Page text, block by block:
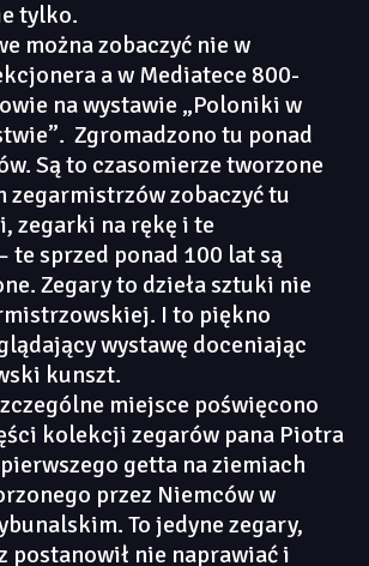
tylko.
można zobaczyć nie w
a w Mediatece 800-
na wystawie „Poloniki w
Zgromadzono tu ponad
Są to czasomierze tworzone
zegarmistrzów zobaczyć tu
zegarki na rękę i te
te sprzed ponad 100 lat są
Zegary to dzieła sztuki nie
I to piękno
wystawę doceniając
kunszt.
miejsce poświęcono
kolekcji zegarów pana Piotra
getta na ziemiach
przez Niemców w
To jedyne zegary,
postanowił nie naprawiać i